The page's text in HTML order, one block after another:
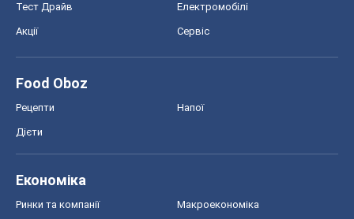
Тест Драйв Електромобілі
Акції Сервіс
Food Oboz
Рецепти Напої
Дієти
Економіка
Ринки та компанії Макроекономіка